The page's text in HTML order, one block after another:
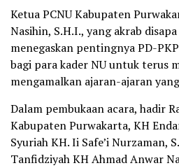
Ketua PCNU Kabupaten
Nasihin, S.H.I., yang akrab
menegaskan pentingnya PD-
bagi para kader NU untuk terus
mengamalkan ajaran-ajaran
Dalam pembukaan acara, hadir
Kabupaten Purwakarta, KH
Syuriah KH. Ii Safe’i Nurzaman,
Tanfidziyah KH Ahmad Anwar